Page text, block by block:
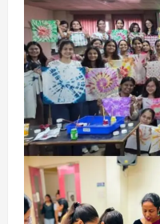
2
मैक में
छत्तीसगढ़
एक